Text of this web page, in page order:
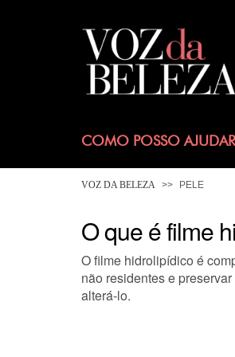
COMO POSSO
VOZ DA BELEZA PELE
O que é filme
O filme hidrolipídico é
não residentes e
alterá-lo.